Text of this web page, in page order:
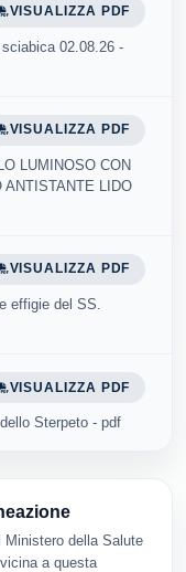
VISUALIZZA PDF
02.08.26 -
VISUALIZZA PDF
LUMINOSO CON
ANTISTANTE LIDO
VISUALIZZA PDF
effigie del SS.
VISUALIZZA PDF
Sterpeto - pdf
Ministero della Salute
a questa